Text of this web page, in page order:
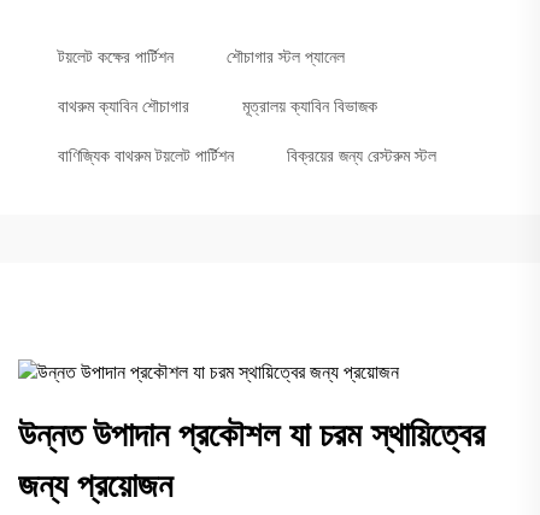
টয়লেট কক্ষের পার্টিশন শৌচাগার স্টল প্যানেল
বাথরুম ক্যাবিন শৌচাগার মূত্রালয় ক্যাবিন বিভাজক
বাণিজ্যিক বাথরুম টয়লেট পার্টিশন বিক্রয়ের জন্য রেস্টরুম স্টল
উন্নত উপাদান প্রকৌশল যা চরম স্থায়িত্বের
জন্য প্রয়োজন